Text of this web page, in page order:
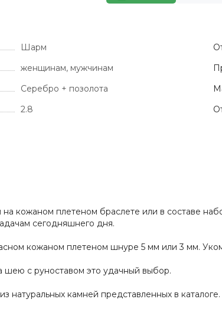
Шарм
женщинам, мужчинам
Серебро + позолота
2.8
кожаном плетеном браслете или в составе
сегодняшнего дня.
кожаном плетеном шнуре 5 мм или 3 мм.
с руноставом это удачный выбор.
натуральных камней представленных в